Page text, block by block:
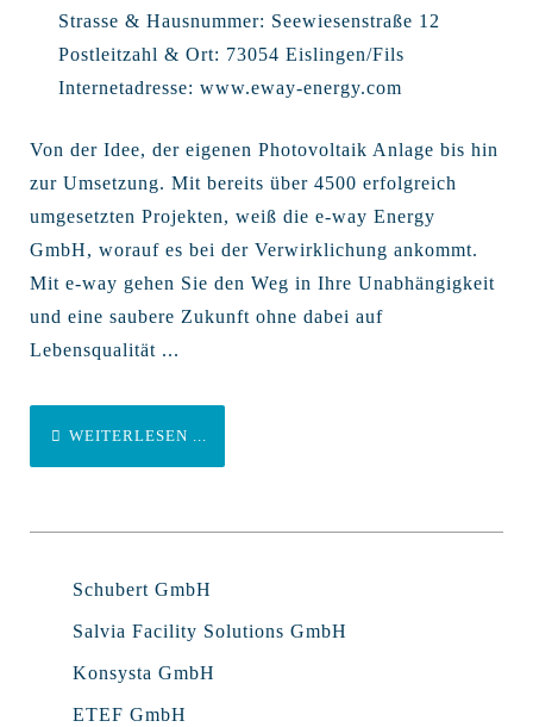
Strasse & Hausnummer: Seewiesenstraße 12
Postleitzahl & Ort: 73054 Eislingen/Fils
Internetadresse: www.eway-energy.com
Von der Idee, der eigenen Photovoltaik Anlage bis hin
zur Umsetzung. Mit bereits über 4500 erfolgreich
umgesetzten Projekten, weiß die e-way Energy
GmbH, worauf es bei der Verwirklichung ankommt.
Mit e-way gehen Sie den Weg in Ihre Unabhängigkeit
und eine saubere Zukunft ohne dabei auf
Lebensqualität ...
WEITERLESEN ...
Schubert GmbH
Salvia Facility Solutions GmbH
Konsysta GmbH
ETEF GmbH